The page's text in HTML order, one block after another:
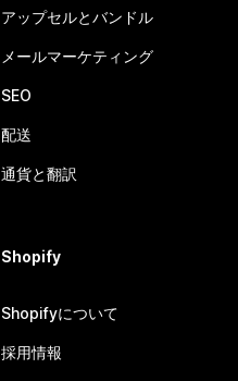
アップセルとバンドル
メールマーケティング
SEO
配送
通貨と翻訳
Shopify
Shopifyについて
採用情報